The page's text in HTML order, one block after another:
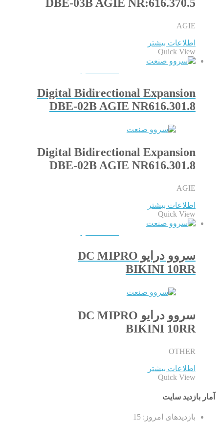
DBE-03B AGIE NR:616.370.5
AGIE
اطلاعات بیشتر
Quick View
Digital Bidirectional Expansion
DBE-02B AGIE NR616.301.8
Digital Bidirectional Expansion
DBE-02B AGIE NR616.301.8
AGIE
اطلاعات بیشتر
Quick View
سروو درایو DC MIPRO
BIKINI 10RR
سروو درایو DC MIPRO
BIKINI 10RR
OTHER
اطلاعات بیشتر
Quick View
آمار بازدید سایت
بازدیدهای امروز: 15